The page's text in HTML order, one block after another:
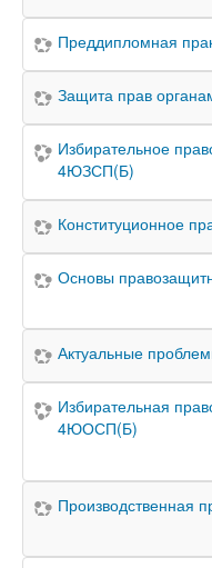
Преддипломная
Защита прав
Избирательное
4ЮЗСП(Б)
Конституционное
Основы
Актуальные
Избирательная право в Российской
4ЮОСП(Б)
Производственная